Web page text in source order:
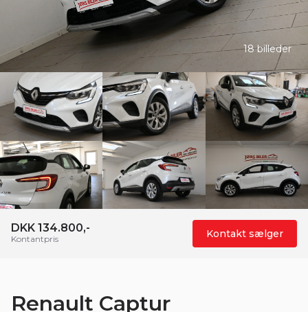
18 billeder
DKK 134.800,-
Kontantpris Kontakt sælger
Renault Captur